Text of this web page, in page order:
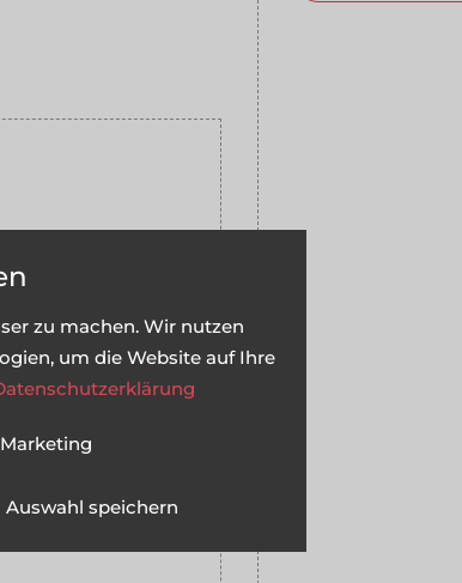
zu machen. Wir nutzen
um die Website auf Ihre
Marketing
Auswahl speichern